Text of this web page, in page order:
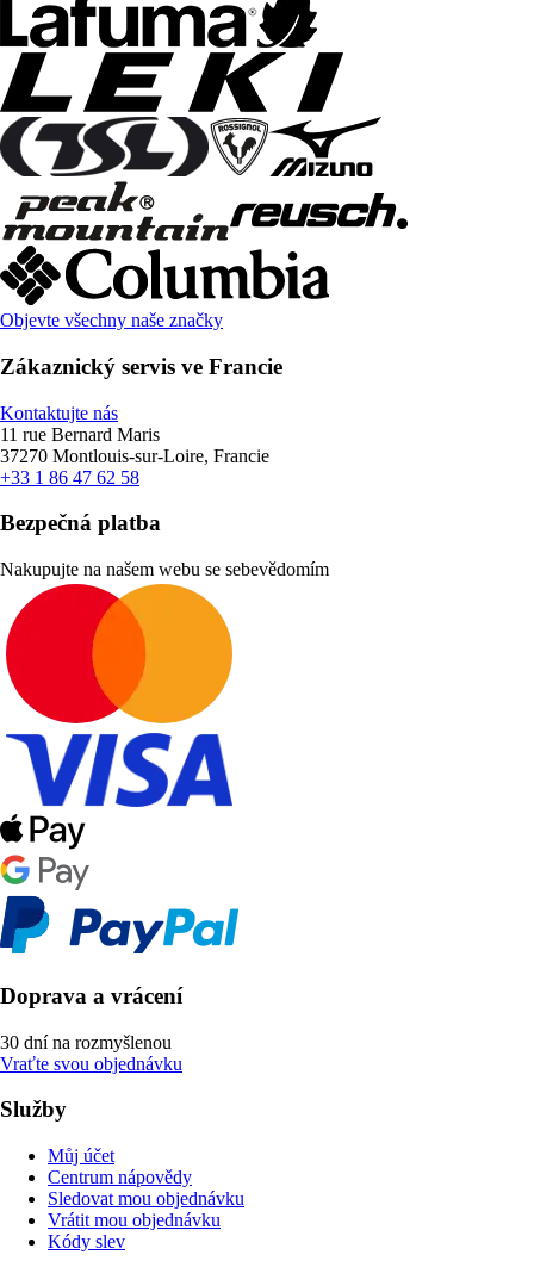
Objevte všechny naše značky
Zákaznický servis ve Francie
Kontaktujte nás
11 rue Bernard Maris
37270 Montlouis-sur-Loire, Francie
+33 1 86 47 62 58
Bezpečná platba
Nakupujte na našem webu se sebevědomím
Doprava a vrácení
30 dní na rozmyšlenou
Vraťte svou objednávku
Služby
Můj účet
Centrum nápovědy
Sledovat mou objednávku
Vrátit mou objednávku
Kódy slev